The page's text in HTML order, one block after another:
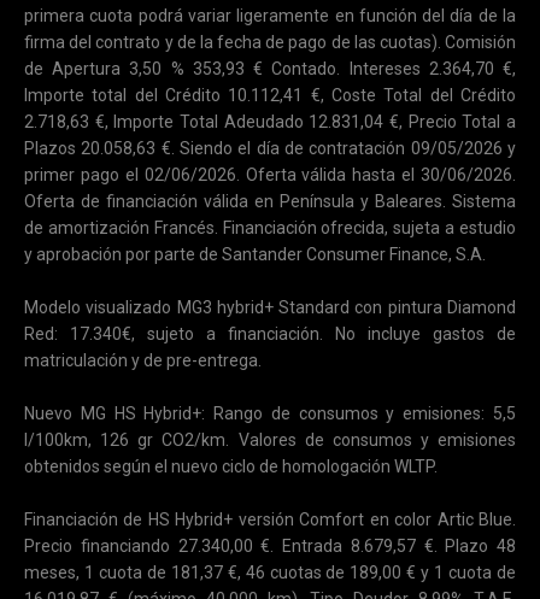
primera cuota podrá variar ligeramente en función del día de la
firma del contrato y de la fecha de pago de las cuotas). Comisión
de Apertura 3,50 % 353,93 € Contado. Intereses 2.364,70 €,
Importe total del Crédito 10.112,41 €, Coste Total del Crédito
2.718,63 €, Importe Total Adeudado 12.831,04 €, Precio Total a
Plazos 20.058,63 €. Siendo el día de contratación 09/05/2026 y
primer pago el 02/06/2026. Oferta válida hasta el 30/06/2026.
Oferta de financiación válida en Península y Baleares. Sistema
de amortización Francés. Financiación ofrecida, sujeta a estudio
y aprobación por parte de Santander Consumer Finance, S.A.
Modelo visualizado MG3 hybrid+ Standard con pintura Diamond
Red: 17.340€, sujeto a financiación. No incluye gastos de
matriculación y de pre-entrega.
Nuevo MG HS Hybrid+: Rango de consumos y emisiones: 5,5
l/100km, 126 gr CO2/km. Valores de consumos y emisiones
obtenidos según el nuevo ciclo de homologación WLTP.
Financiación de HS Hybrid+ versión Comfort en color Artic Blue.
Precio financiando 27.340,00 €. Entrada 8.679,57 €. Plazo 48
meses, 1 cuota de 181,37 €, 46 cuotas de 189,00 € y 1 cuota de